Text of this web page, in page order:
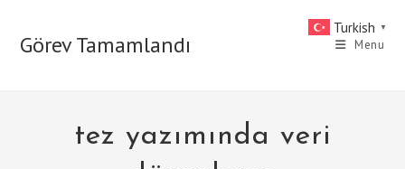
contentGörev Tamamlandı Menu
tez yazımında veri
Turkish ▼